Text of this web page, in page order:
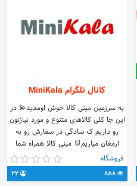
کانال تلگرام MiniKala
به سرزمین مینی کالا خوش اومدید💫 در
این جا کلی کالاهای متنوع و مورد نیازتون
رو داریم ک سادگی در سفارش رو به
ارمغان میاریم🛒 مینی کالا همراه شما
فراتر از اسم خود قدم میگذارد🏆مدیر
کانال: @Minikala_Admin ما در این
قراره کلی کالاهای متنوع در هر دسته
فروشگاه
858
22